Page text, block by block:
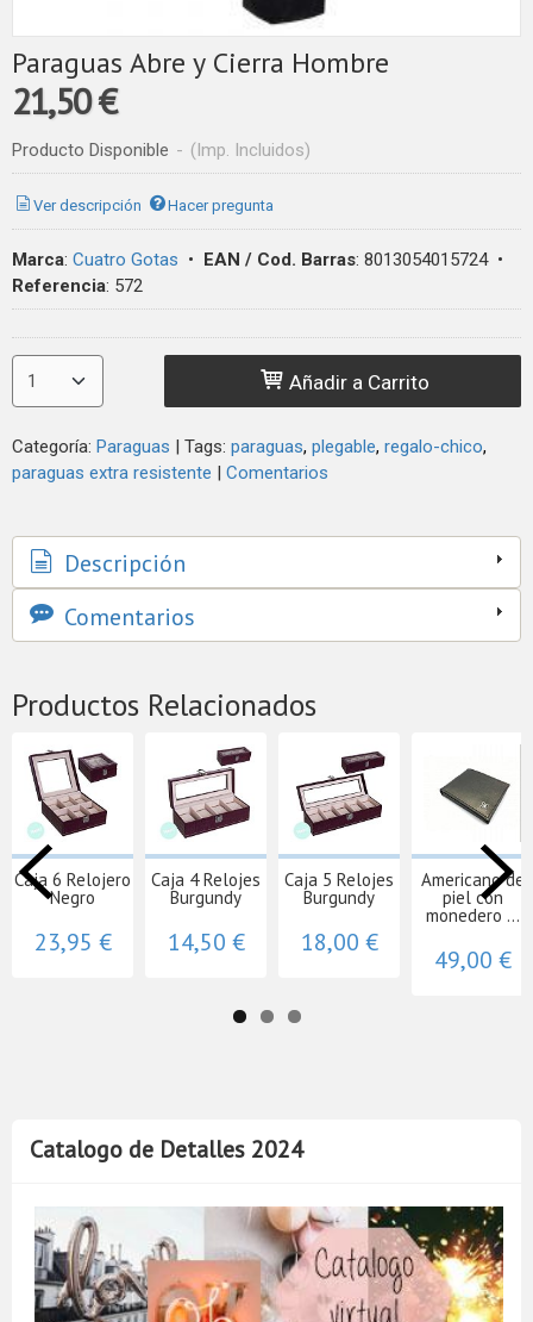
Catalogo de Detalles 2024
Paraguas Abre y Cierra Hombre
21,50 €
Producto Disponible - (Imp. Incluidos)
Ver descripción Hacer pregunta
Marca: Cuatro Gotas • EAN / Cod. Barras: 8013054015724•
Referencia: 572
Añadir a Carrito
Categoría: Paraguas | Tags: paraguas plegable regalo-chico
paraguas extra resistente | Comentarios
Descripción
Comentarios
Productos Relacionados
Caja 6 Relojero
Negro
23,95 €
Caja 4 Relojes
Burgundy
14,50 €
Caja 5 Relojes
Burgundy
18,00 €
Americano de
piel con
monedero ...
49,00 €